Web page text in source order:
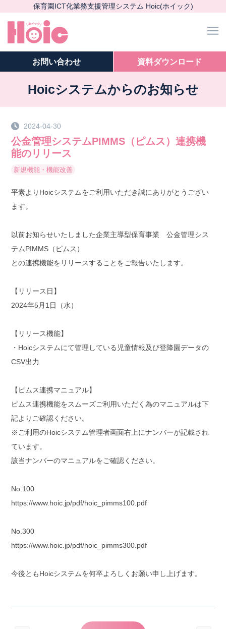
保育園ICT化業務支援管理システム Hoic(ホイック)
お問い合わせ 資料ダウンロード
Hoicシステムからのお知らせ
2024-04-30
公金管理システムPIMMS（ピムス）連携機
能のリリース
新規機能 ・機能改善
平素よりHoicシステムをご利用いただき誠にありがとうござい
ます。
以前お知らせいたしました企業主導型保育事業 公金管理シス
テムPIMMS（ピムス）
との連携機能をリリースすることをご報告いたします。
【リリース日】
2024年5月1日（水）
【リリース機能】
・Hoicシステムにて管理している児童情報及び登降園データの
CSV出力
【ピムス連携マニュアル】
ピムス連携機能をスムーズご利用いただく為のマニュアルは下
記よりご確認ください。
※ご利用のHoicシステム管理者画面右上にナンバーが記載され
ています。
該当ナンバーのマニュアルをご確認ください。
No.100
https://www.hoic.jp/pdf/hoic_pimms100.pdf
No.300
https://www.hoic.jp/pdf/hoic_pimms300.pdf
今後ともHoicシステムを何卒よろしくお願い申し上げます。